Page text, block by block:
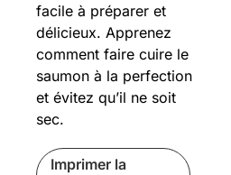
facile à préparer et
délicieux. Apprenez
comment faire cuire le
saumon à la perfection
et évitez qu’il ne soit
sec.
Imprimer la